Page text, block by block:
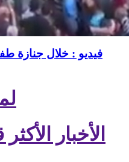
الأخبار